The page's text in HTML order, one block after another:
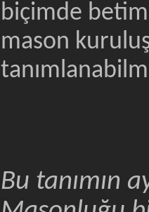
biçimde
mason
Bu tanımın